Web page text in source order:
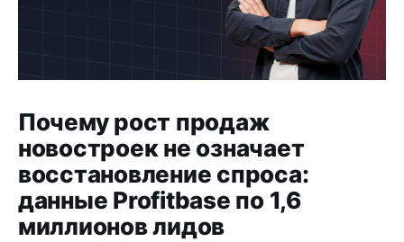
Почему рост продаж
новостроек не означает
восстановление спроса:
данные Profitbase по 1,6
миллионов лидов